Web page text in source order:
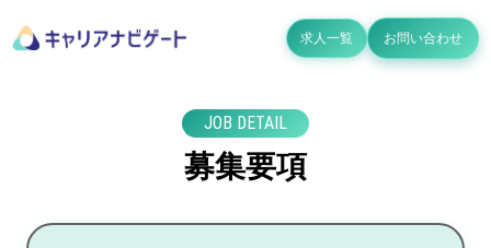
求人一覧 お問い合わせ
JOB DETAIL
募集要項